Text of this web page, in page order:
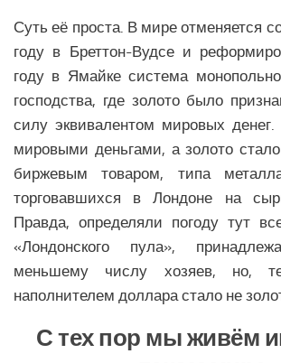
Суть её проста. В мире отменяется
году в Бреттон-Вудсе и
году в Ямайке система
господства, где золото было
силу эквивалентом мировых
мировыми деньгами, а золото
биржевым товаром, типа
торговавшихся в Лондоне на
Правда, определяли погоду тут
«Лондонского пула»,
меньшему числу хозяев, но,
наполнителем доллара стало не
С тех пор мы живём